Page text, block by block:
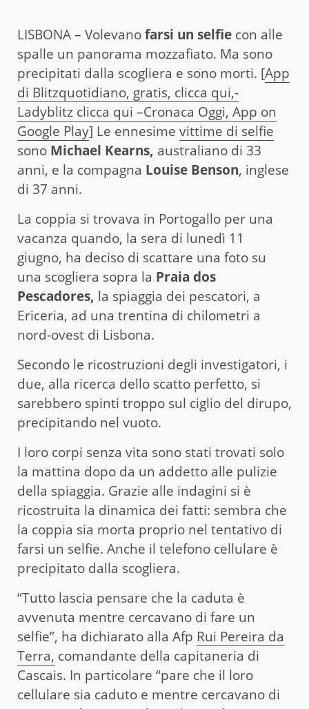
LISBONA – Volevanofarsi un selfie con alle
spalle un panorama mozzafiato. Ma sono
precipitati dalla scogliera e sono morti. [App
di Blitzquotidiano, gratis, clicca qui,-
Ladyblitz clicca qui –Cronaca Oggi, App on
Google Play] Le ennesime vittime di selfie
sono Michael Kearns, australiano di 33
anni, e la compagna Louise Benson, inglese
di 37 anni.
La coppia si trovava in Portogallo per una
vacanza quando, la sera di lunedì 11
giugno, ha deciso di scattare una foto su
una scogliera sopra la Praia dos
Pescadores, la spiaggia dei pescatori, a
Ericeria, ad una trentina di chilometri a
nord-ovest di Lisbona.
Secondo le ricostruzioni degli investigatori, i
due, alla ricerca dello scatto perfetto, si
sarebbero spinti troppo sul ciglio del dirupo,
precipitando nel vuoto.
I loro corpi senza vita sono stati trovati solo
la mattina dopo da un addetto alle pulizie
della spiaggia. Grazie alle indagini si è
ricostruita la dinamica dei fatti: sembra che
la coppia sia morta proprio nel tentativo di
farsi un selfie. Anche il telefono cellulare è
precipitato dalla scogliera.
“Tutto lascia pensare che la caduta è
avvenuta mentre cercavano di fare un
selfie”, ha dichiarato alla Afp Rui Pereira da
Terra, comandante della capitaneria di
Cascais. In particolare “pare che il loro
cellulare sia caduto e mentre cercavano di